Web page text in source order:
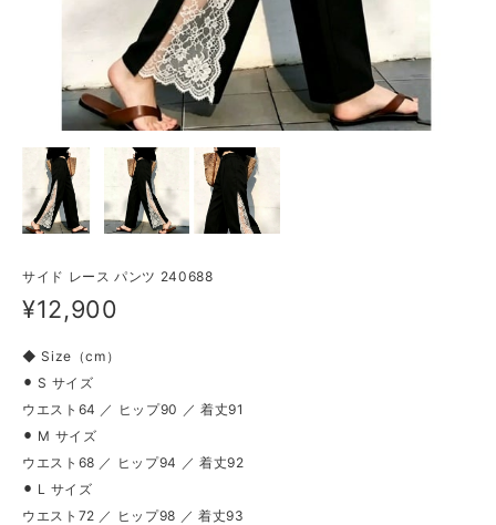
サイド レース パンツ 240688
¥12,900
◆ Size（cm）
⚫︎ S サイズ
ウエスト64 ／ ヒップ90 ／ 着丈91
⚫︎ M サイズ
ウエスト68 ／ ヒップ94 ／ 着丈92
⚫︎ L サイズ
ウエスト72 ／ ヒップ98 ／ 着丈93